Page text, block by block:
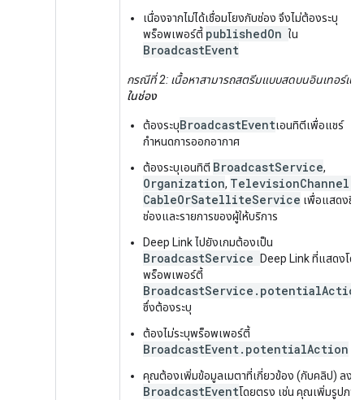
เนื่องจากไม่ได้เชื่อมโยงกับช่อง จึงไม่ต้องระบุ
พร็อพเพอร์ตี้ publishedOn ใน
BroadcastEvent
กรณีที่ 2: เนื้อหาสามารถสตรีมแบบสดบนอินเทอร์เน็ต
ในช่อง
ต้องระบุBroadcastEventเอนทิตีเพื่อแชร์
กำหนดการออกอากาศ
ต้องระบุเอนทิตี BroadcastService,
Organization, TelevisionChannel
CableOrSatelliteService เพื่อแสดงถึง
ช่องและรายการของผู้ให้บริการ
Deep Link ไปยังเกมต้องเป็น
BroadcastService
Deep Link ที่แสดงโดย
พร็อพเพอร์ตี้
BroadcastService.potentialAction
ซึ่งต้องระบุ
ต้องไม่ระบุพร็อพเพอร์ตี้
BroadcastEvent.potentialAction
คุณต้องเพิ่มข้อมูลเมตาที่เกี่ยวข้อง (กับคลิป) ลงใน
BroadcastEventโดยตรง เช่น คุณเพิ่มรูปภาพ